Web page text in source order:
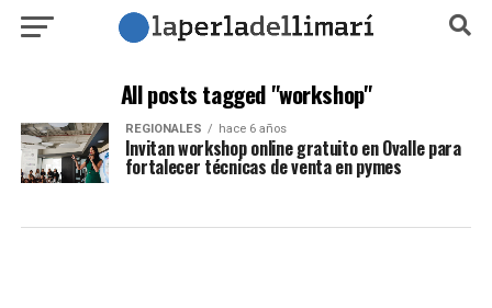
All posts tagged "workshop"
REGIONALES hace 6 años
Invitan workshop online gratuito en Ovalle para
fortalecer técnicas de venta en pymes